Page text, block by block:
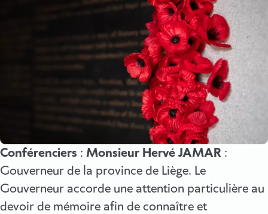
Conférenciers : Monsieur Hervé JAMAR :
Gouverneur de la province de Liège. Le
Gouverneur accorde une attention particulière au
devoir de mémoire afin de connaître et